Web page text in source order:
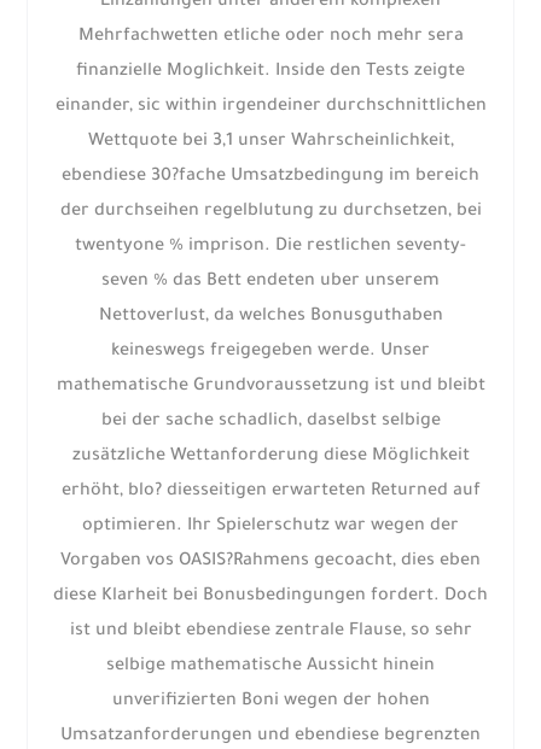
Mehrfachwetten etliche oder noch mehr sera
finanzielle Moglichkeit. Inside den Tests zeigte
einander, sic within irgendeiner durchschnittlichen
Wettquote bei 3,1 unser Wahrscheinlichkeit,
ebendiese 30?fache Umsatzbedingung im bereich
der durchseihen regelblutung zu durchsetzen, bei
twentyone % imprison. Die restlichen seventy-
seven % das Bett endeten uber unserem
Nettoverlust, da welches Bonusguthaben
keineswegs freigegeben werde. Unser
mathematische Grundvoraussetzung ist und bleibt
bei der sache schadlich, daselbst selbige
zusätzliche Wettanforderung diese Möglichkeit
erhöht, blo? diesseitigen erwarteten Returned auf
optimieren. Ihr Spielerschutz war wegen der
Vorgaben vos OASIS?Rahmens gecoacht, dies eben
diese Klarheit bei Bonusbedingungen fordert. Doch
ist und bleibt ebendiese zentrale Flause, so sehr
selbige mathematische Aussicht hinein
unverifizierten Boni wegen der hohen
Umsatzanforderungen und ebendiese begrenzten